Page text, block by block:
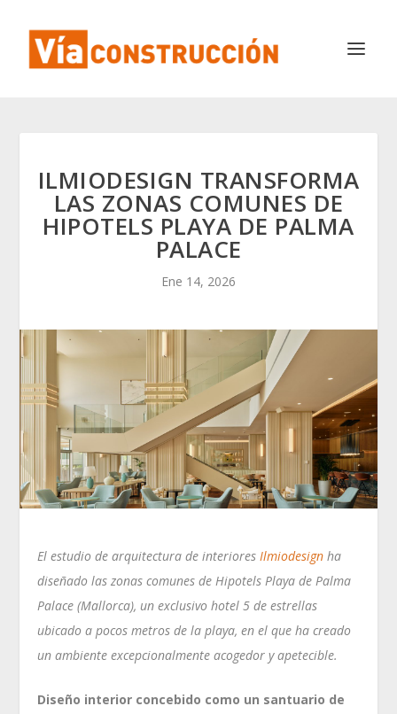
ILMIODESIGN TRANSFORMA
LAS ZONAS COMUNES DE
HIPOTELS PLAYA DE PALMA
PALACE
Ene 14, 2026
El estudio de arquitectura de interiores Ilmiodesign ha
diseñado las zonas comunes de Hipotels Playa de Palma
Palace (Mallorca), un exclusivo hotel 5 de estrellas
ubicado a pocos metros de la playa, en el que ha creado
un ambiente excepcionalmente acogedor y apetecible.
Diseño interior concebido como un santuario de